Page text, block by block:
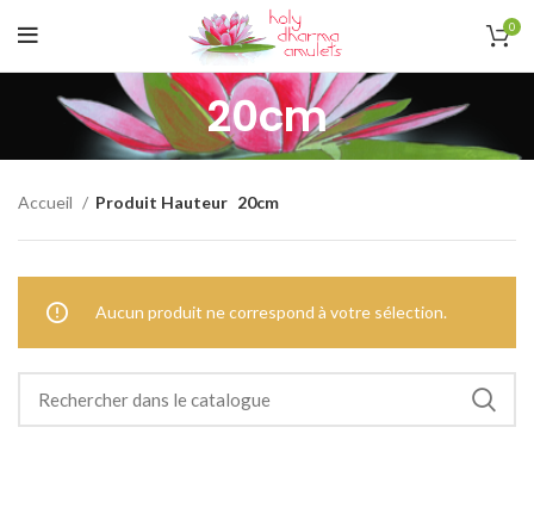
0
20cm
Accueil Produit Hauteur 20cm
Aucun produit ne correspond à votre sélection.